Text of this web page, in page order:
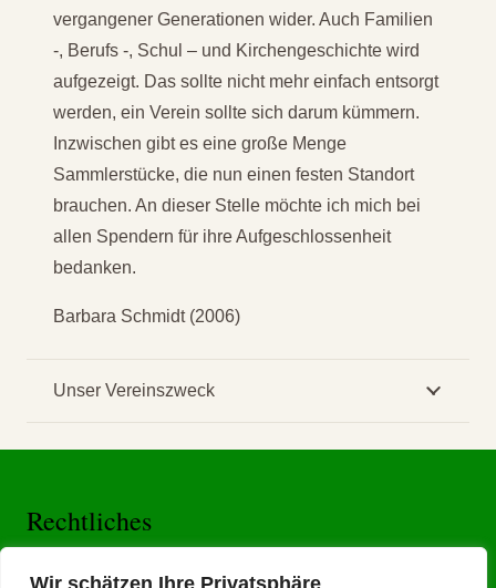
Wir schätzen Ihre Privatsphäre
vergangener Generationen wider. Auch Familien
-, Berufs -, Schul – und Kirchengeschichte wird
aufgezeigt. Das sollte nicht mehr einfach entsorgt
werden, ein Verein sollte sich darum kümmern.
Inzwischen gibt es eine große Menge
Sammlerstücke, die nun einen festen Standort
brauchen. An dieser Stelle möchte ich mich bei
allen Spendern für ihre Aufgeschlossenheit
bedanken.
Barbara Schmidt (2006)
Unser Vereinszweck
Rechtliches
Impressum